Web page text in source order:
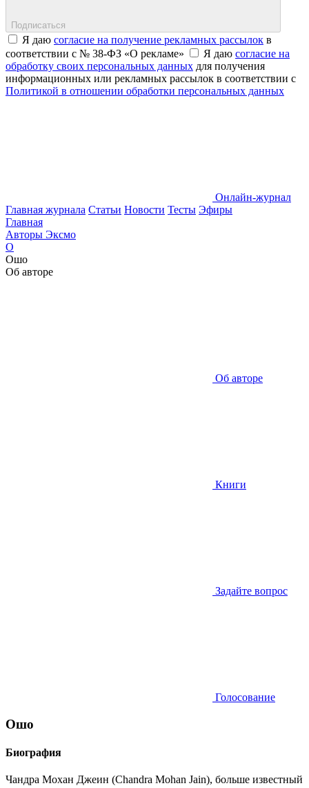
Подписаться
Я даю согласие на получение рекламных рассылок в
соответствии с № 38-ФЗ «О рекламе»
Я даю согласие на
обработку своих персональных данных для получения
информационных или рекламных рассылок в соответствии с
Политикой в отношении обработки персональных данных
Онлайн-журнал
Главная журнала Статьи Новости Тесты Эфиры
Главная
Авторы Эксмо
О
Ошо
Об авторе
Об авторе
Книги
Задайте вопрос
Голосование
Ошо
Биография
Чандра Мохан Джеин (Chandra Mohan Jain), больше известный